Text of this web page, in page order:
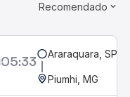
Recomendado
05:33 Araraquara, SP -
Piumhi, MG